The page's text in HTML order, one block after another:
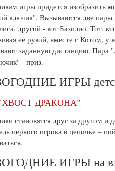
игры придется изобразить
ключик". Вызываются две
другой - кот Базилио. Тот,
ее рукой, вместе с Котом, у
заданную дистанцию. Пара
- приз.
ИГРЫ
ДРАКОНА"
становятся друг за другом и
первого игрока в цепочке –
ИГРЫ на